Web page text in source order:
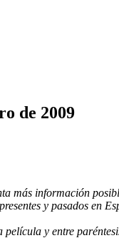
de 2009
más información
y pasados en
y entre